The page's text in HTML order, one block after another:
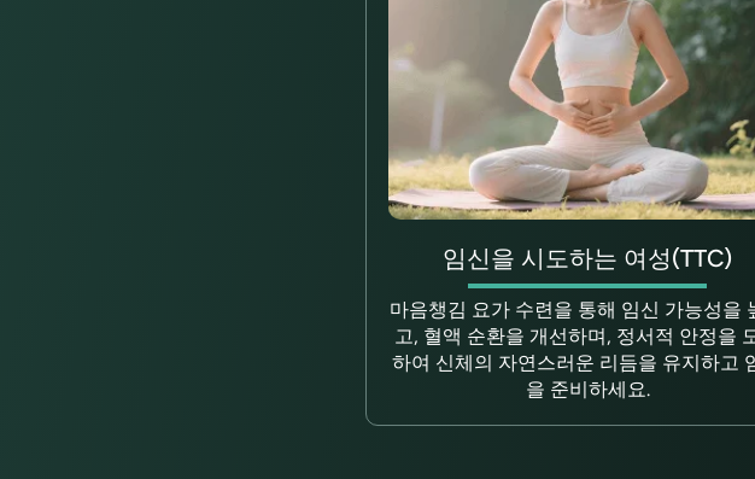
임신을 시도하는 여성(TTC)
마음챙김 요가 수련을 통해 임신 가능성을
고, 혈액 순환을 개선하며, 정서적 안정을
하여 신체의 자연스러운 리듬을 유지하고
을 준비하세요.